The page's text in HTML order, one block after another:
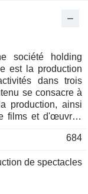
société holding
est la production
dans trois
se consacre à
production, ainsi
films et d'œuvres
la plateforme de
jeux Jingxiu. Le
et
684
de spectacles